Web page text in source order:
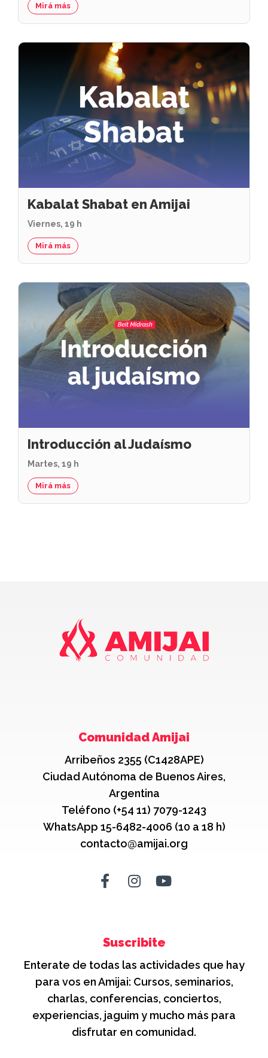
Mirá más
Kabalat Shabat en Amijai
Viernes, 19 h
Mirá más
Introducción al Judaísmo
Martes, 19 h
Mirá más
Comunidad Amijai
Arribeños 2355 (C1428APE)
Ciudad Autónoma de Buenos Aires,
Argentina
Teléfono (+54 11) 7079-1243
WhatsApp 15-6482-4006 (10 a 18 h)
contacto@amijai.org
Suscribite
Enterate de todas las actividades que hay
para vos en Amijai: Cursos, seminarios,
charlas, conferencias, conciertos,
experiencias, jaguim y mucho más para
disfrutar en comunidad.